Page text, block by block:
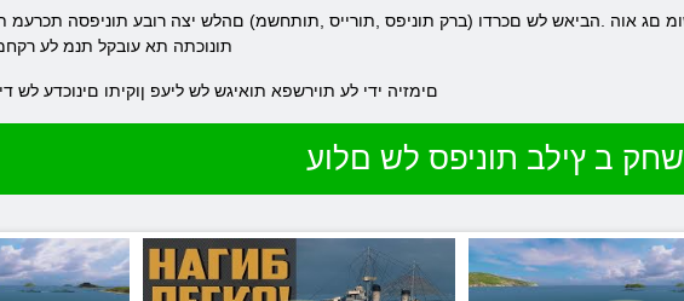
תונוכתה תא עובקל תנמ לע
.םימזיה ידי לע תוירשפא תואיגש לש ליעפ ןוקיתו םינוכדע
שחק ב ץילב תוניפס לש םלוע